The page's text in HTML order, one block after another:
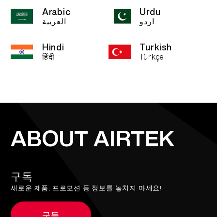
Arabic
العربية
Urdu
اردو
Hindi
हिंदी
Turkish
Türkçe
ABOUT AIRTEK
구독
새로운 제품, 프로모션 등 정보를 놓치지 마세요!
구독